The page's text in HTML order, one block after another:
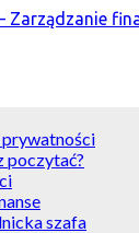
poczytać?
szafa